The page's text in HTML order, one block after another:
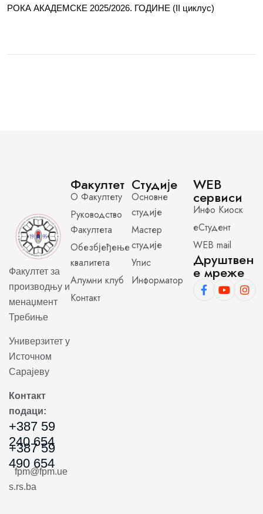
РОКА АКАДЕМСКЕ 2025/2026. ГОДИНЕ (II циклус)
Факултет за
производњу и
менаџмент
Требиње
Универзитет у
Источном
Сарајеву
Контакт
подаци:
+387 59
240 654
+387 59
490 654
fpm@fpm.ue
s.rs.ba
Факултет
О Факултету
Руководство
Факултета
Обезбјеђење
квалитета
Алумни клуб
Контакт
Студије
Основне
студије
Мастер
студије
Упис
Информатор
WEB
сервиси
Инфо Киоск
еСтудент
WEB mail
Друштвен
е мреже